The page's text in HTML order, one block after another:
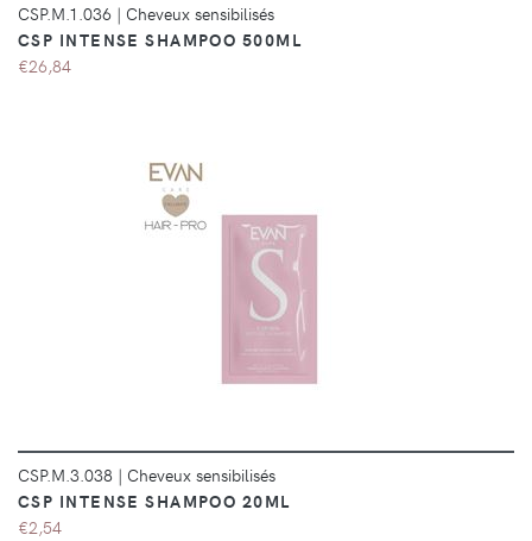
CSP.M.1.036 | Cheveux sensibilisés
CSP INTENSE SHAMPOO 500ML
€26,84
DÉTAILS
CSP.M.3.038 | Cheveux sensibilisés
CSP INTENSE SHAMPOO 20ML
€2,54